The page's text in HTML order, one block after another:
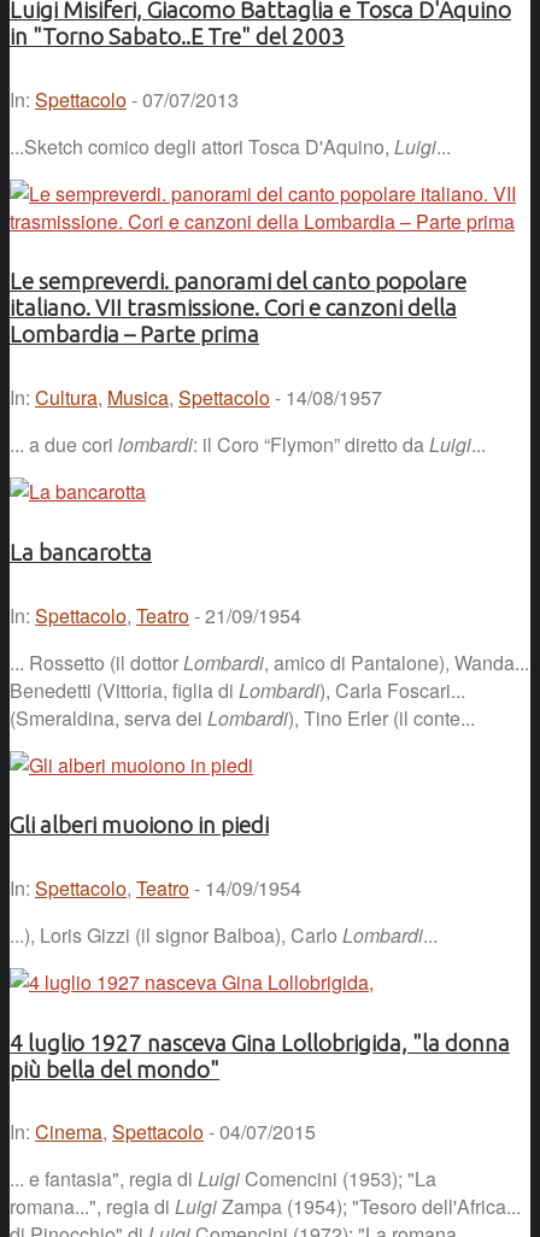
Luigi Misiferi, Giacomo Battaglia e Tosca D'Aquino
in "Torno Sabato..E Tre" del 2003
In: Spettacolo- 07/07/2013
...Sketch comico degli attori Tosca D'Aquino, Luigi...
Le sempreverdi. panorami del canto popolare
italiano. VII trasmissione. Cori e canzoni della
Lombardia – Parte prima
In: Cultura, Musica, Spettacolo- 14/08/1957
... a due cori lombardi: il Coro “Flymon” diretto daLuigi...
La bancarotta
In: Spettacolo, Teatro- 21/09/1954
... Rossetto (il dottorLombardi, amico di Pantalone), Wanda...
Benedetti (Vittoria, figlia di Lombardi), Carla Foscari...
(Smeraldina, serva dei Lombardi), Tino Erler (il conte...
Gli alberi muoiono in piedi
In: Spettacolo, Teatro- 14/09/1954
...), Loris Gizzi (il signor Balboa), Carlo Lombardi...
4 luglio 1927 nasceva Gina Lollobrigida, "la donna
più bella del mondo"
In: Cinema, Spettacolo- 04/07/2015
... e fantasia", regia di LuigiComencini (1953); "La
romana...", regia di LuigiZampa (1954); "Tesoro dell'Africa...